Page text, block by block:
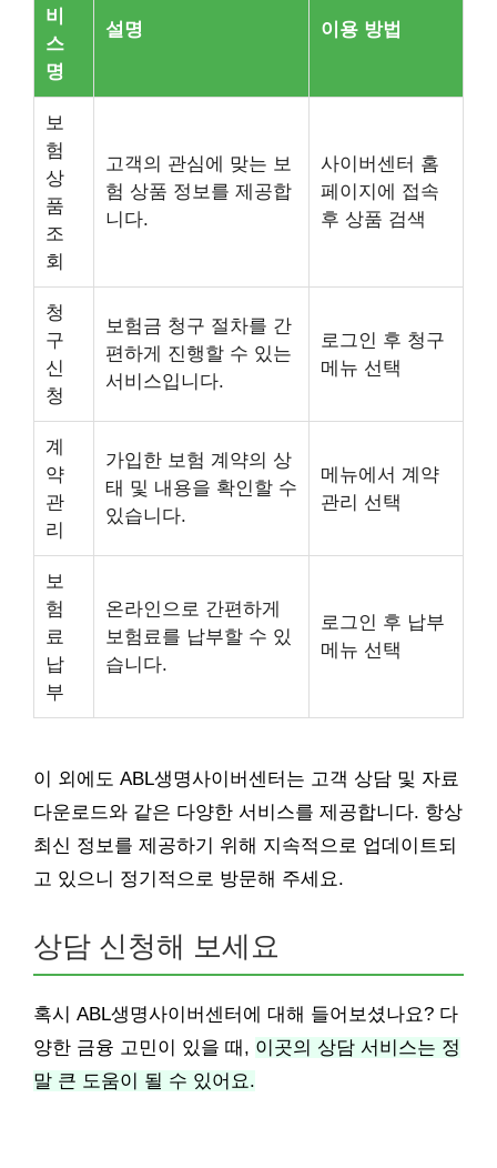
비
스
명
설명 이용 방법
보
험
상
품
조
회
고객의 관심에 맞는 보
험 상품 정보를 제공합
니다.
사이버센터 홈
페이지에 접속
후 상품 검색
청
구
신
청
보험금 청구 절차를 간
편하게 진행할 수 있는
서비스입니다.
로그인 후 청구
메뉴 선택
계
약
관
리
가입한 보험 계약의 상
태 및 내용을 확인할 수
있습니다.
메뉴에서 계약
관리 선택
보
험
료
납
부
온라인으로 간편하게
보험료를 납부할 수 있
습니다.
로그인 후 납부
메뉴 선택
이 외에도 ABL생명사이버센터는 고객 상담 및 자료
다운로드와 같은 다양한 서비스를 제공합니다. 항상
최신 정보를 제공하기 위해 지속적으로 업데이트되
고 있으니 정기적으로 방문해 주세요.
상담 신청해 보세요
혹시 ABL생명사이버센터에 대해 들어보셨나요? 다
양한 금융 고민이 있을 때, 이곳의 상담 서비스는 정
말 큰 도움이 될 수 있어요.